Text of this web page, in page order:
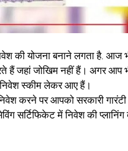
की योजना बनाने लगता है. आज
जहां जोखिम नहीं हैं। अगर आप
स्कीम लेकर आए हैं।
करने पर आपको सरकारी
सर्टिफिकेट में निवेश की